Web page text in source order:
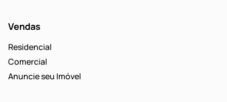
Vendas
Residencial
Comercial
Anuncie seu Imóvel